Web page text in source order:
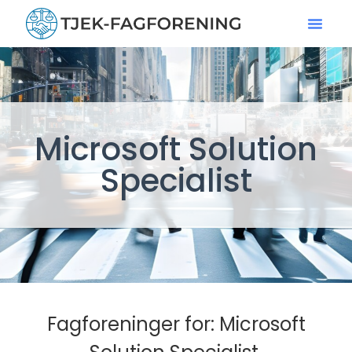
Microsoft Solution
Specialist
Fagforeninger for: Microsoft